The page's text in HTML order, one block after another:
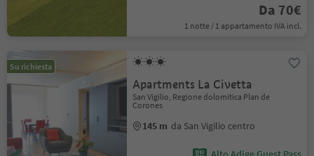
Da 70€
1 notte / 1 appartamento IVA incl.
Su richiesta
Apartments La Civetta
San Vigilio, Regione dolomitica Plan de
Corones
145 m da San Vigilio centro